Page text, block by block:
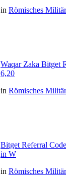
in Römisches
Waqar Zaka Bitget
6,20
in Römisches
Bitget Referral
in W
in Römisches